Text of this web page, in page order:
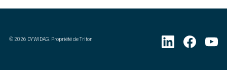
©2026 DYWIDAG. Propriété de Triton